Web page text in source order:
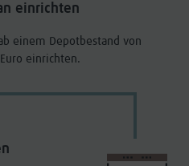
einrichten
einem Depotbestand von
einrichten.